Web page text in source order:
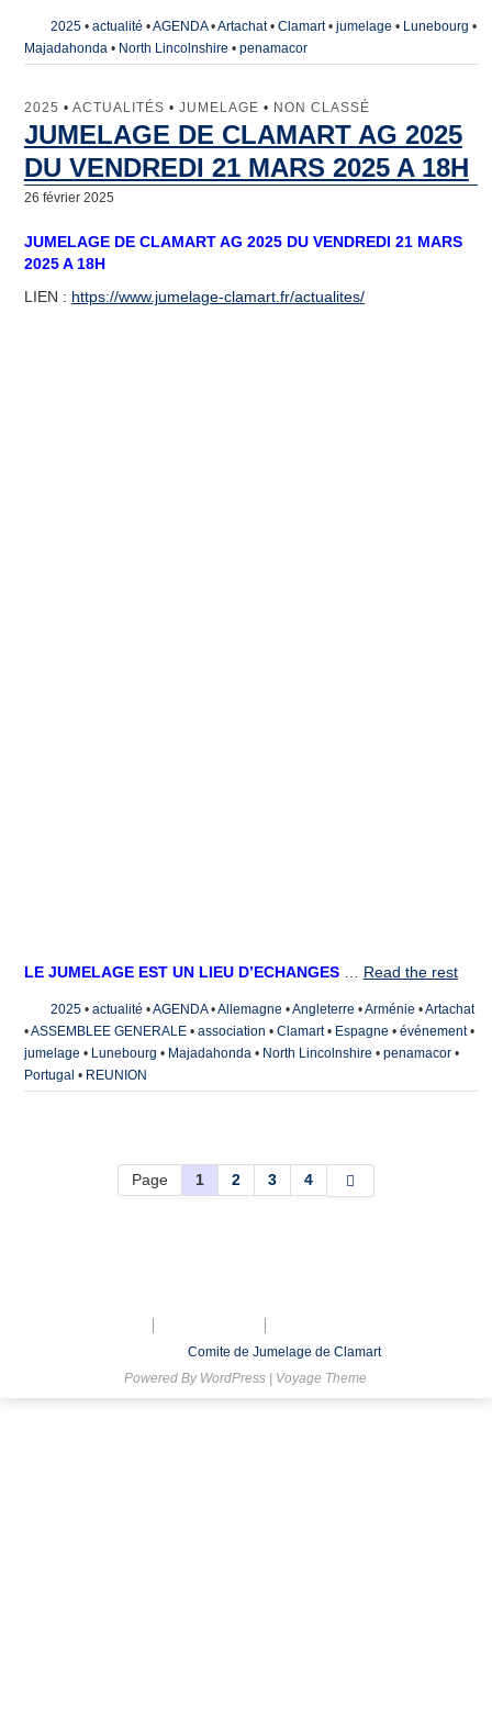
2025• actualité •AGENDA•Artachat• Clamart• jumelage • Lunebourg •
Majadahonda• North Lincolnshire • penamacor
2025 • ACTUALITÉS • JUMELAGE • NON CLASSÉ
JUMELAGE DE CLAMART AG 2025
DU VENDREDI 21 MARS 2025 A 18H
26 février 2025
JUMELAGE DE CLAMART AG 2025 DU VENDREDI 21 MARS
2025 A 18H
LIEN : https://www.jumelage-clamart.fr/actualites/
LE JUMELAGE EST UN LIEU D’ECHANGES … Read the rest
2025• actualité •AGENDA•Allemagne •Angleterre •Arménie •Artachat
•ASSEMBLEE GENERALE• association • Clamart• Espagne • événement•
jumelage • Lunebourg • Majadahonda• North Lincolnshire • penamacor•
Portugal • REUNION
Page 1 2 3 4
Comite de Jumelage de Clamart
Powered By WordPress Voyage Theme